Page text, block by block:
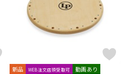
新品 WEB注文店頭受取可
動画あり